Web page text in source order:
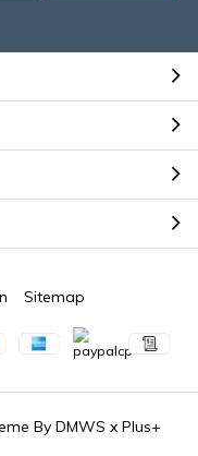
By DMWS x Plus+
Sitemap